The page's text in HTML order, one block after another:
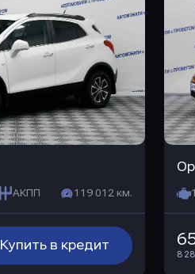
АКПП 119 012 км.
Купить в кредит
8